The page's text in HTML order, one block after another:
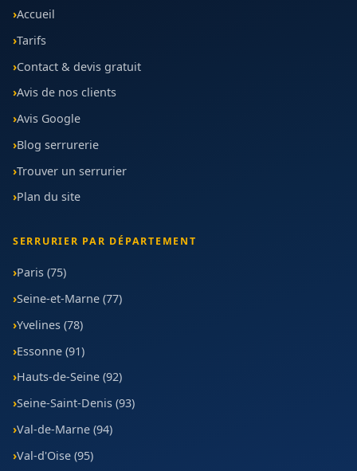
Accueil
Tarifs
Contact & devis gratuit
Avis de nos clients
Avis Google
Blog serrurerie
Trouver un serrurier
Plan du site
SERRURIER PAR DÉPARTEMENT
Paris (75)
Seine-et-Marne (77)
Yvelines (78)
Essonne (91)
Hauts-de-Seine (92)
Seine-Saint-Denis (93)
Val-de-Marne (94)
Val-d'Oise (95)